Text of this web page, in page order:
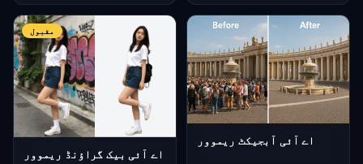
مقبول
اے آئی بیک گراؤنڈ ریموور
اے آئی آبجیکٹ ریموور